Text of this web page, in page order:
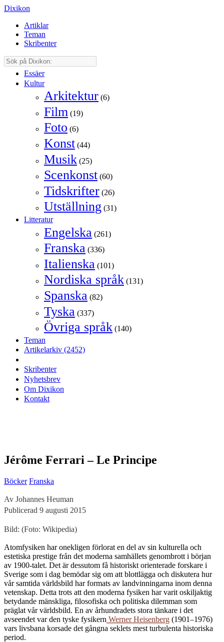
Dixikon
Artiklar
Teman
Skribenter
Essäer
Kultur
Arkitektur (6)
Film (19)
Foto (6)
Konst (44)
Musik (25)
Scenkonst (60)
Tidskrifter (26)
Utställning (31)
Litteratur
Engelska (261)
Franska (336)
Italienska (101)
Nordiska språk (131)
Spanska (82)
Tyska (337)
Övriga språk (140)
Teman
Artikelarkiv (2452)
Skribenter
Nyhetsbrev
Om Dixikon
Kontakt
Jérôme Ferrari – Le Principe
Böcker Franska
Av Johannes Heuman
Publicerad 9 augusti 2015
Bild: (Foto: Wikipedia)
Atomfysiken har onekligen förlorat en del av sin kulturella och
estetiska prestige från det moderna samhällets genombrott i början
av 1900-talet. Det är dessutom få historiskt orienterade forskare i
Sverige som i dag bemödar sig om att blottlägga och diskutera hur
vår samtida världsbild har formats av landvinningarna inom denna
vetenskap. Detta trots att den moderna fysiken har varit oskiljaktig
betydande mänskliga, filosofiska och politiska dilemman som
präglat vår världsbild. En av århundradets stora tänkare i det
avseendet var den tyske fysikern Werner Heisenberg (1901–1976)
vars livsbana korsade det gångna seklets mest turbulenta historiska
period.